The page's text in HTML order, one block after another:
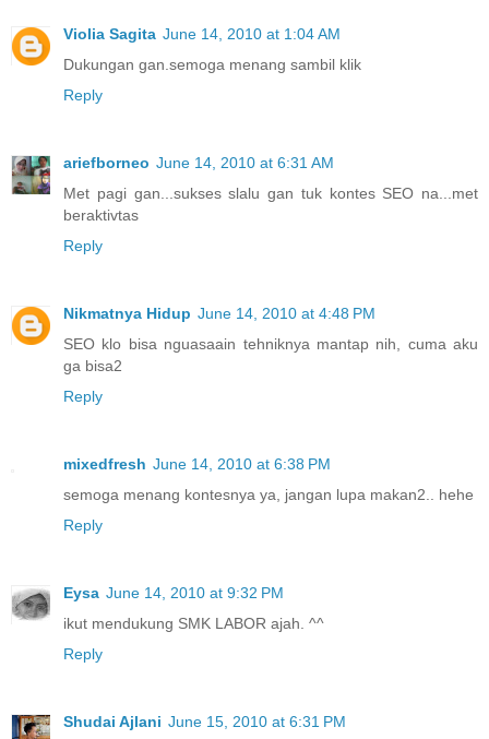
Violia Sagita June 14, 2010 at 1:04 AM
Dukungan gan.semoga menang sambil klik
Reply
ariefborneo June 14, 2010 at 6:31 AM
Met pagi gan...sukses slalu gan tuk kontes SEO na...met
beraktivtas
Reply
Nikmatnya Hidup June 14, 2010 at 4:48 PM
SEO klo bisa nguasaain tehniknya mantap nih, cuma aku
ga bisa2
Reply
mixedfresh June 14, 2010 at 6:38 PM
semoga menang kontesnya ya, jangan lupa makan2.. hehe
Reply
Eysa June 14, 2010 at 9:32 PM
ikut mendukung SMK LABOR ajah. ^^
Reply
Shudai Ajlani June 15, 2010 at 6:31 PM